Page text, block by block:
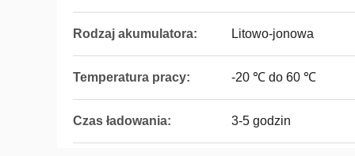
Rodzaj akumulatora: Litowo-jonowa
Temperatura pracy: -20 ℃ do 60 ℃
Czas ładowania: 3-5 godzin